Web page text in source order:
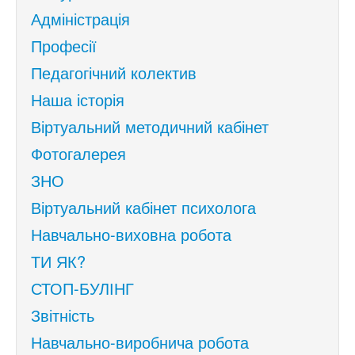
Адміністрація
Професії
Педагогічний колектив
Наша історія
Віртуальний методичний кабінет
Фотогалерея
ЗНО
Віртуальний кабінет психолога
Навчально-виховна робота
ТИ ЯК?
СТОП-БУЛІНГ
Звітність
Навчально-виробнича робота